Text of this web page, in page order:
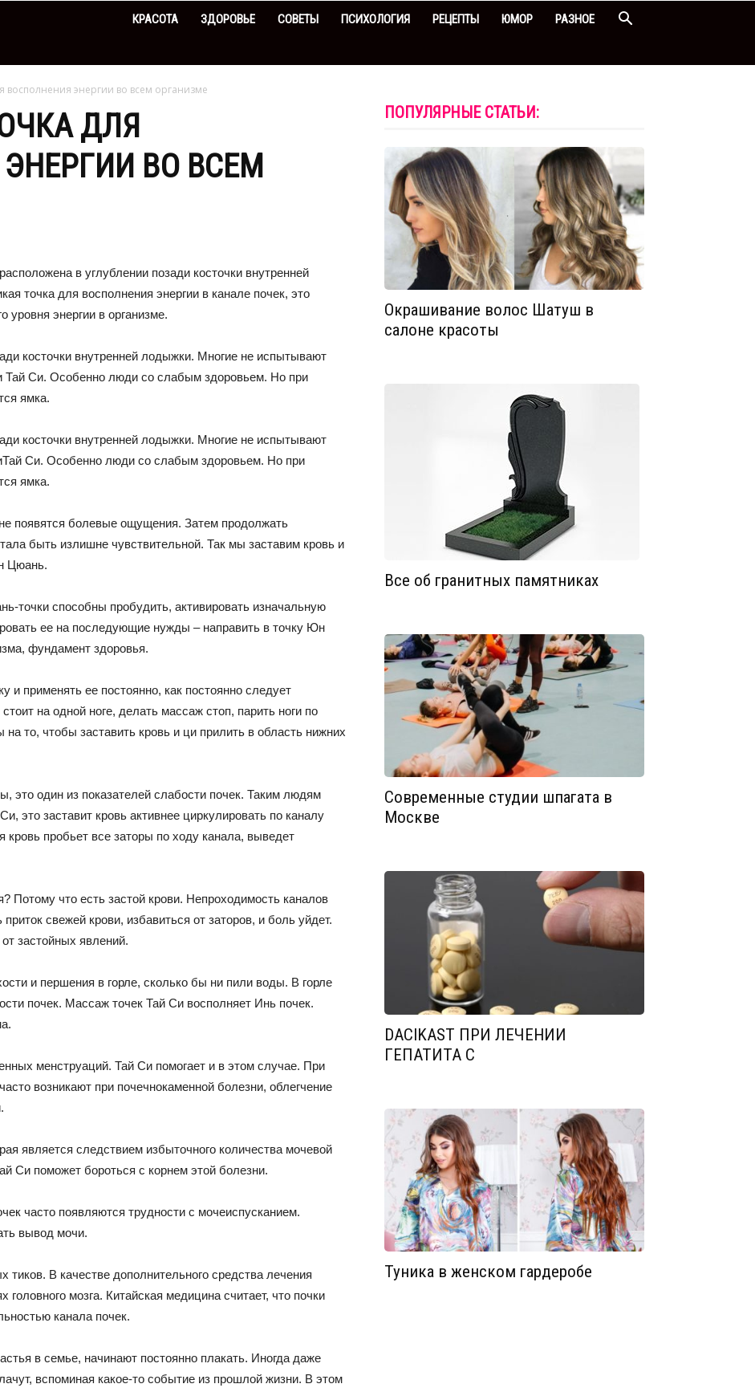
КРАСОТА ЗДОРОВЬЕ СОВЕТЫ ПСИХОЛОГИЯ РЕЦЕПТЫ ЮМОР РАЗНОЕ
восполнения энергии во всем организме
ДЛЯ
ВО ВСЕМ
в углублении позади косточки внутренней
точка для восполнения энергии в канале почек, это
уровня энергии в организме.
косточки внутренней лодыжки. Многие не испытывают
Тай Си. Особенно люди со слабым здоровьем. Но при
ямка.
косточки внутренней лодыжки. Многие не испытывают
Си. Особенно люди со слабым здоровьем. Но при
ямка.
появятся болевые ощущения. Затем продолжать
быть излишне чувствительной. Так мы заставим кровь и
Цюань.
точки способны пробудить, активировать изначальную
ее на последующие нужды – направить в точку Юн
фундамент здоровья.
и применять ее постоянно, как постоянно следует
на одной ноге, делать массаж стоп, парить ноги по
то, чтобы заставить кровь и ци прилить в область нижних
это один из показателей слабости почек. Таким людям
это заставит кровь активнее циркулировать по каналу
пробьет все заторы по ходу канала, выведет
что есть застой крови. Непроходимость каналов
свежей крови, избавиться от заторов, и боль уйдет.
застойных явлений.
и першения в горле, сколько бы ни пили воды. В горле
почек. Массаж точек Тай Си восполняет Инь почек.
менструаций. Тай Си помогает и в этом случае. При
возникают при почечнокаменной болезни, облегчение
является следствием избыточного количества мочевой
Си поможет бороться с корнем этой болезни.
часто появляются трудности с мочеиспусканием.
вывод мочи.
В качестве дополнительного средства лечения
мозга. Китайская медицина считает, что почки
канала почек.
в семье, начинают постоянно плакать. Иногда даже
вспоминая какое-то событие из прошлой жизни. В этом
ПОПУЛЯРНЫЕ СТАТЬИ:
Окрашивание волос Шатуш в
салоне красоты
Все об гранитных памятниках
Современные студии шпагата в
Москве
DACIKAST ПРИ ЛЕЧЕНИИ
ГЕПАТИТА С
Туника в женском гардеробе